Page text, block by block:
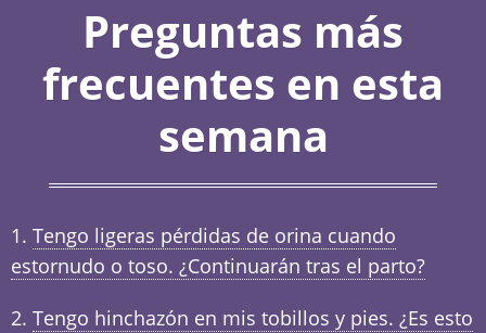
Preguntas más
frecuentes en esta
semana
Tengo ligeras pérdidas de orina cuando
estornudo o toso. ¿Continuarán tras el parto?
Tengo hinchazón en mis tobillos y pies. ¿Es esto